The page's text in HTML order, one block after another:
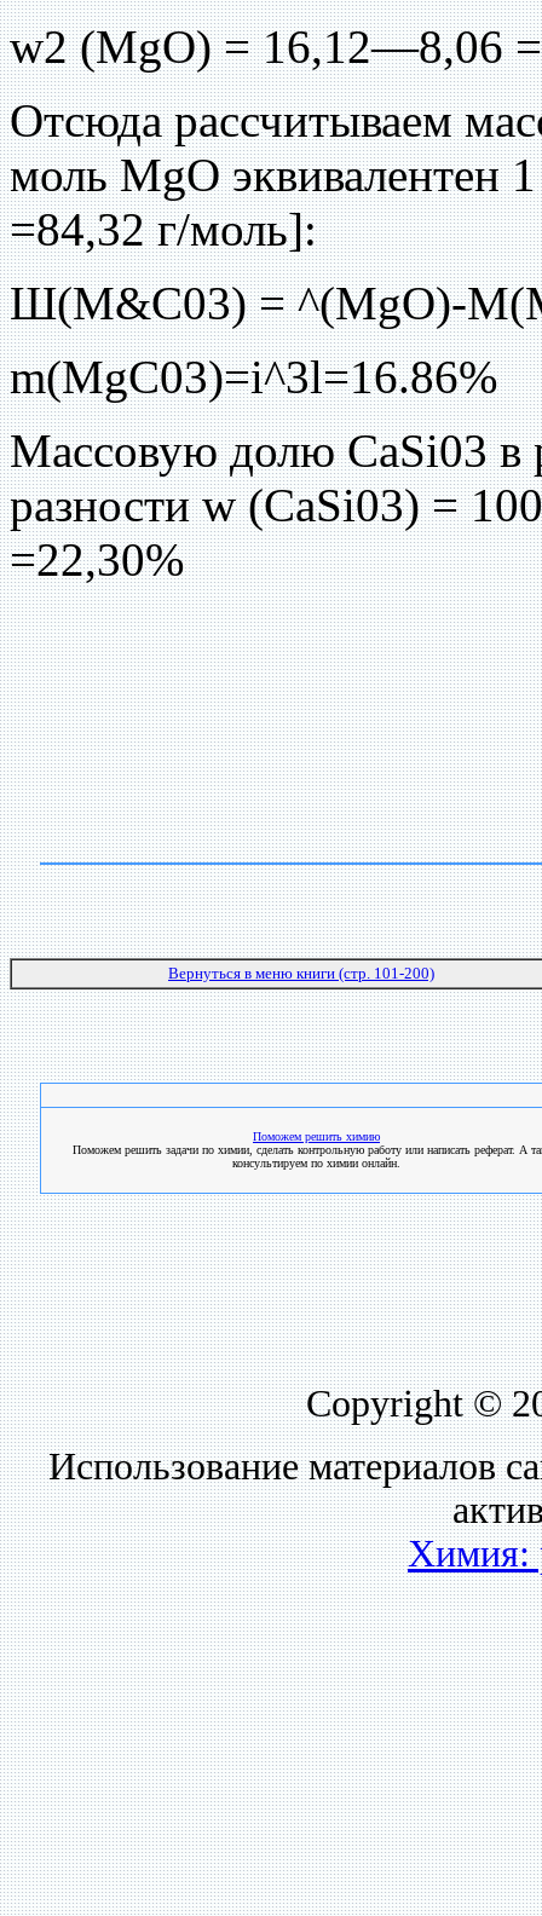
w2 (MgO) = 16,12—8,06
Отсюда рассчитываем
моль MgO
=84,32 г/моль]:
Ш(М&С03) = ^(MgO)-
m(MgC03)=i^3l=16.86%
Массовую долю CaSi03 в
разности w (CaSi03) =
=22,30%
Вернуться в меню книги (стр. 101-200)
Поможем решить химию
Поможем решить задачи по химии, сделать контрольную работу или написать реферат. А
консультируем по химии онлайн.
Copyright ©
Использование материалов
Химия: